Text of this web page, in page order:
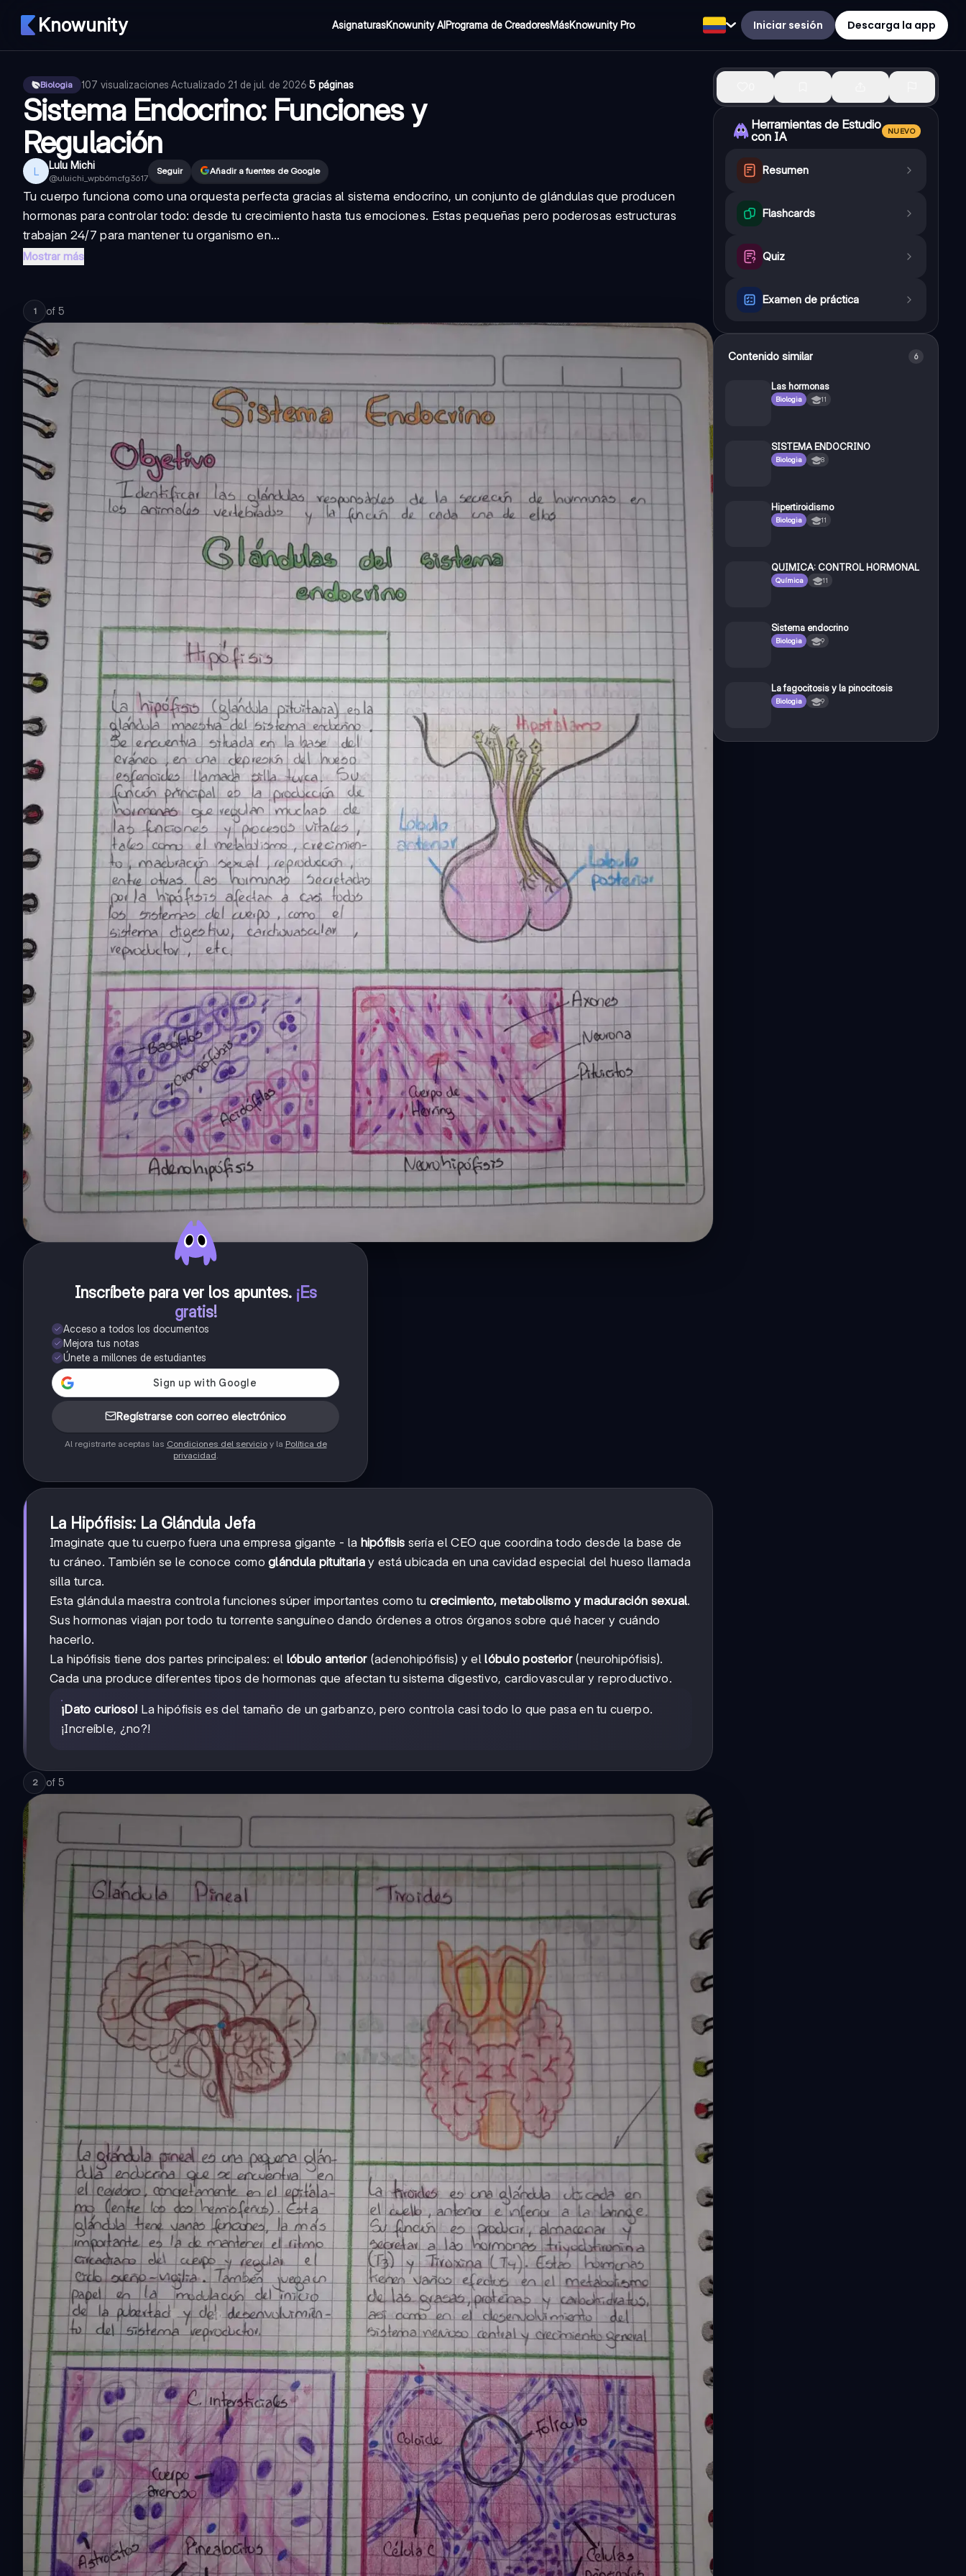
Knowunity AsignaturasKnowunity AIPrograma de CreadoresMásKnowunity Pro Iniciar sesión Descarga la app
Biologia 107 visualizaciones·Actualizado 21 de jul. de 2026·5 páginas
Sistema Endocrino: Funciones y
Regulación
L Lulu Michi
@uluichi_wpb6mcfg3617
Seguir Añadir a fuentes de Google
Tu cuerpo funciona como una orquesta perfecta gracias alsistema endocrino, un conjunto de glándulas que producen
hormonas para controlar todo: desde tu crecimiento hasta tus emociones. Estas pequeñas pero poderosas estructuras
trabajan 24/7 para mantener tu organismo en...
Mostrar más
1 of 5
Inscríbete para ver los apuntes. ¡Es
gratis!
Acceso a todos los documentos
Mejora tus notas
Únete a millones de estudiantes
Regístrarse con correo electrónico
Al registrarte aceptas las Condiciones del servicioy la Política de
privacidad.
La Hipófisis: La Glándula Jefa
Imaginate que tu cuerpo fuera una empresa gigante - la hipófisis sería el CEO que coordina todo desde la base de
tu cráneo. También se le conoce comoglándula pituitariay está ubicada en una cavidad especial del hueso llamada
silla turca.
Esta glándula maestra controla funciones súper importantes como tucrecimiento, metabolismo y maduración sexual.
Sus hormonas viajan por todo tu torrente sanguíneo dando órdenes a otros órganos sobre qué hacer y cuándo
hacerlo.
La hipófisis tiene dos partes principales: el lóbulo anterior(adenohipófisis) y ellóbulo posterior(neurohipófisis).
Cada una produce diferentes tipos de hormonas que afectan tu sistema digestivo, cardiovascular y reproductivo.
¡Dato curioso! La hipófisis es del tamaño de un garbanzo, pero controla casi todo lo que pasa en tu cuerpo.
¡Increíble, ¿no?!
2 of 5
Herramientas de Estudio
con IA
NUEVO
Resumen
Flashcards
Quiz
Examen de práctica
Contenido similar 6
Las hormonas
Biologia 11
SISTEMA ENDOCRINO
Biologia 8
Hipertiroidismo
Biologia 11
QUIMICA: CONTROL HORMONAL
Química 11
Sistema endocrino
Biologia 9
La fagocitosis y la pinocitosis
Biologia 9